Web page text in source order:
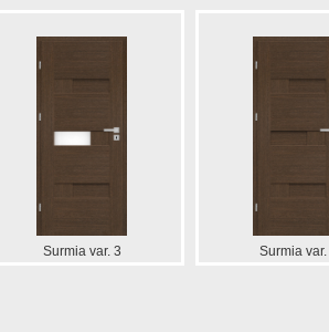
Surmia var. 3 Surmia var.